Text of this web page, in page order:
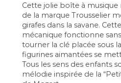
Cette jolie boîte à
de la marque Trousselier
girafes dans la savane.
mécanique fonctionne
tourner la clé placée sous
figurines aimantées se
Tous les sens des enfants
mélodie inspirée de la